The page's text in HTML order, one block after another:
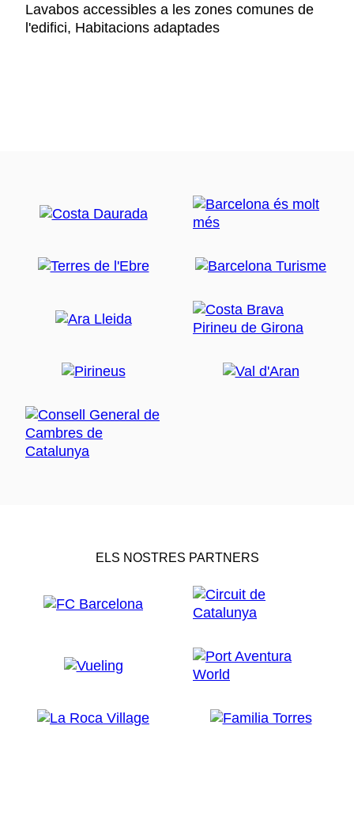
Lavabos accessibles a les zones comunes de
l'edifici, Habitacions adaptades
ELS NOSTRES PARTNERS